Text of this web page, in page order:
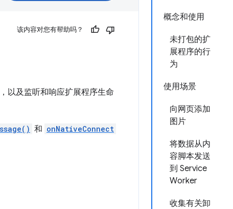
概念和使用
未打包的扩
展程序的行
为
使用场景
向网页添加
图片
将数据从内
容脚本发送
到 Service
Worker
收集有关卸
该内容对您有帮助吗？
以及监听和响应扩展程序生命
和 onNativeConnect